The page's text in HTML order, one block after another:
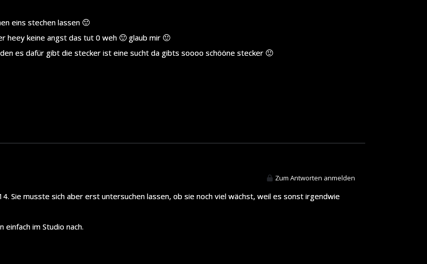
eins stechen lassen 🙂
heey keine angst das tut 0 weh 🙂 glaub mir 🙂
es dafür gibt die stecker ist eine sucht da gibts soooo schööne stecker 🙂
Zum Antworten anmelden
Sie musste sich aber erst untersuchen lassen, ob sie noch viel wächst, weil es sonst irgendwie
im Studio nach.